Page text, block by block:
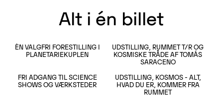
Alt i én billet
ÉN VALGFRI FORESTILLING I
PLANETARIEKUPLEN
LÆS MERE
UDSTILLING, RUMMET T/R OG
KOSMISKE TRÅDE AF TOMÁS
SARACENO
LÆS MERE
FRI ADGANG TIL SCIENCE
SHOWS OG VÆRKSTEDER
LÆS MERE
UDSTILLING, KOSMOS - ALT,
HVAD DU ER, KOMMER FRA
RUMMET
LÆS MERE